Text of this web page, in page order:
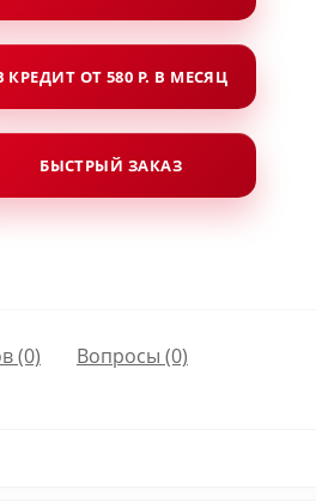
КРЕДИТ ОТ 580 Р. В МЕСЯЦ
БЫСТРЫЙ ЗАКАЗ
(0) Вопросы (0)